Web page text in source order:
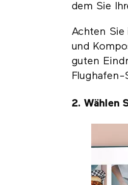
dem Sie
Achten Sie
und
guten
Flughafen-
2. Wählen